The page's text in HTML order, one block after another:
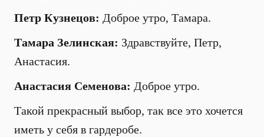
Петр Кузнецов: Доброе утро, Тамара.
Тамара Зелинская: Здравствуйте, Петр,
Анастасия.
Анастасия Семенова: Доброе утро.
Такой прекрасный выбор, так все это хочется
иметь у себя в гардеробе.